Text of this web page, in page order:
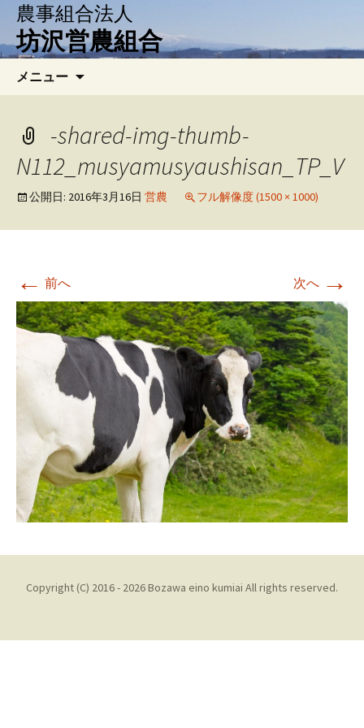
農事組合法人
坊沢営農組合
メニュー
ツ
へ
動
-shared-img-thumb-
N112_musyamusyaushisan_TP_V
公開日: 2016年3月16日 営農 フル解像度 (1500 × 1000)
← 前へ 次へ →
Copyright (C) 2016 - 2026 Bozawa eino kumiai All rights reserved.